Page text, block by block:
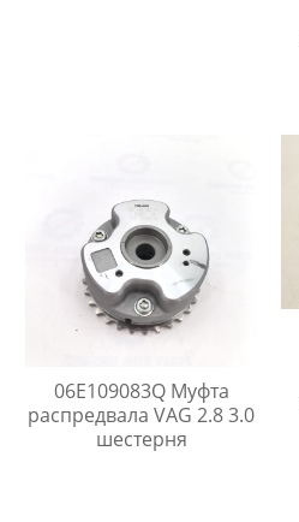
06E109083Q Муфта
распредвала VAG 2.8 3.0
шестерня